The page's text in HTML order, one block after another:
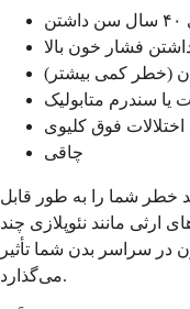
فشار خون بالا
(خطر کمی بیشتر)
یا سندرم متابولیک
فوق کلیوی
چاقی
خطر شما را به طور قابل
ارثی مانند نئوپلازی چند
در سراسر بدن شما تأثیر
می‌گذارد.